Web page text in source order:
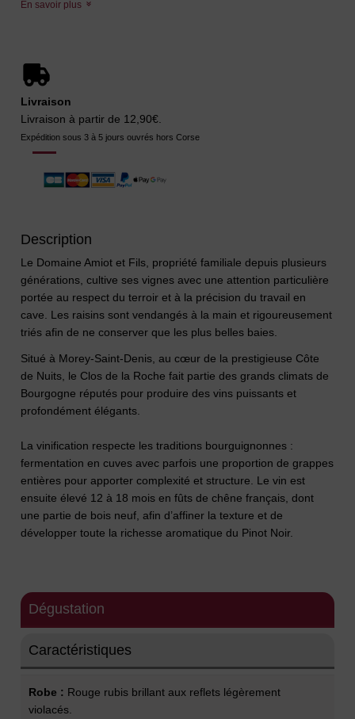
En savoir plus
Livraison
Livraison à partir de 12,90€.
Expédition sous 3 à 5 jours ouvrés hors Corse
Description
Le Domaine Amiot et Fils, propriété familiale depuis plusieurs
générations, cultive ses vignes avec une attention particulière
portée au respect du terroir et à la précision du travail en
cave. Les raisins sont vendangés à la main et rigoureusement
triés afin de ne conserver que les plus belles baies.
Situé à Morey-Saint-Denis, au cœur de la prestigieuse Côte
de Nuits, le Clos de la Roche fait partie des grands climats de
Bourgogne réputés pour produire des vins puissants et
profondément élégants.
La vinification respecte les traditions bourguignonnes :
fermentation en cuves avec parfois une proportion de grappes
entières pour apporter complexité et structure. Le vin est
ensuite élevé 12 à 18 mois en fûts de chêne français, dont
une partie de bois neuf, afin d’affiner la texture et de
développer toute la richesse aromatique du Pinot Noir.
Dégustation
Caractéristiques
Robe : Rouge rubis brillant aux reflets légèrement
violacés.